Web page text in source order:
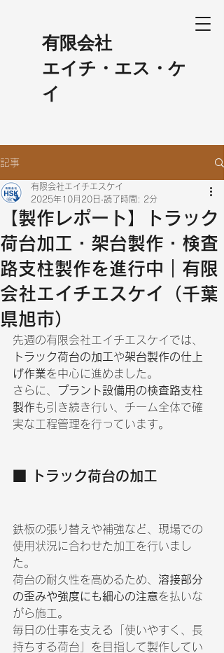
​有限会社
エイチ・エス・ケ
イ
記事
【製作レポート】トラック
荷台加工・架台製作・検査
路支柱製作を進行中｜有限
会社エイチエスケイ（千葉
県旭市）
有限会社エイチエスケイ
2025年10月20日 読了時間: 2分
先週の有限会社エイチエスケイでは、
トラック荷台の加工や架台製作の仕上
げ作業を中心に進めました。
さらに、
プラント設備用の検査路支柱
製作も引き続き行い、チーム全体で確
実な工程管理を行っています。
■ トラック荷台の加工
鉄板の張り替えや補強など、現場での
使用状況に合わせた加工を行いまし
た。
荷台の耐久性を高めるため、 溶接部分
の歪みや強度にも細心の注意を払いな
がら施工。
毎日の仕事を支える「使いやすく、長
持ちする荷台」を目指して製作してい